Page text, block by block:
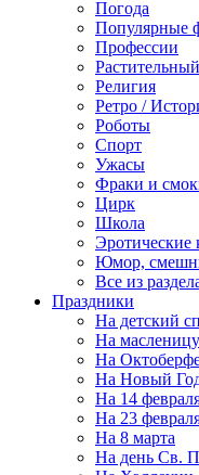
Погода
Популярные
Профессии
Религия
Ретро /
Роботы
Спорт
Ужасы
Фраки и
Цирк
Школа
Юмор,
Все из
Праздники
На детский
На масленицу
На
На Новый
На 14
На 23
На 8 марта
На день Св.